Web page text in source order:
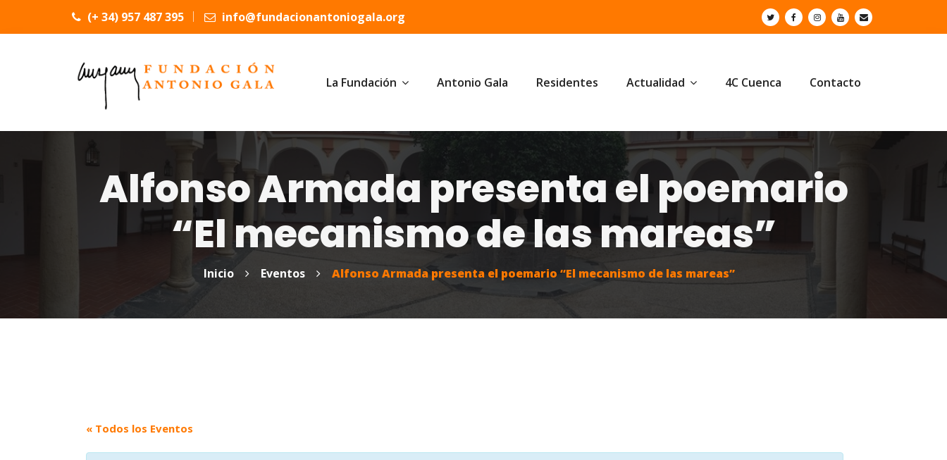
(+ 34) 957 487 395 info@fundacionantoniogala.org
La Fundación Antonio Gala Residentes Actualidad 4C Cuenca Contacto
Alfonso Armada presenta el poemario
“El mecanismo de las mareas”
Inicio Eventos Alfonso Armada presenta el poemario “El mecanismo de las mareas”
« Todos los Eventos